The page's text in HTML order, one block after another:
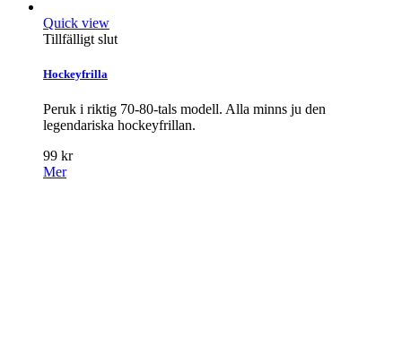
Quick view
Tillfälligt slut
Hockeyfrilla
Peruk i riktig 70-80-tals modell. Alla minns ju den
legendariska hockeyfrillan.
99 kr
Mer